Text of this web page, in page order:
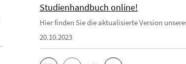
Studienhandbuch online!
Hier finden Sie die aktualisierte Version
20.10.2023